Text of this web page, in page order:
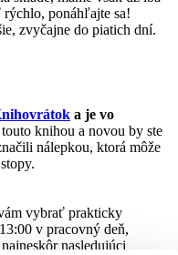
ponáhľajte sa!
zvyčajne do piatich dní.
a je vo
knihou a novou by ste
nálepkou, ktorá môže
vybrať prakticky
v pracovný deň,
nasledujúci